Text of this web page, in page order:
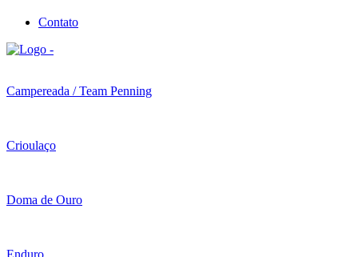
Contato
Campereada / Team Penning
Crioulaço
Doma de Ouro
Enduro